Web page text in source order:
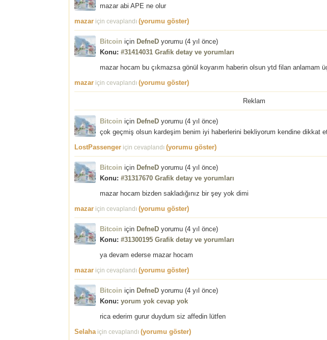
mazar abi APE ne olur
mazar için cevaplandı (yorumu göster)
Bitcoin için DefneD yorumu (4 yıl önce)
Konu: #31414031 Grafik detay ve yorumları
mazar hocam bu çıkmazsa gönül koyarım haberin olsun ytd filan anlamam
mazar için cevaplandı (yorumu göster)
Reklam
Bitcoin için DefneD yorumu (4 yıl önce)
çok geçmiş olsun kardeşim benim iyi haberlerini bekliyorum kendine dikkat
LostPassenger için cevaplandı (yorumu göster)
Bitcoin için DefneD yorumu (4 yıl önce)
Konu: #31317670 Grafik detay ve yorumları
mazar hocam bizden sakladığınız bir şey yok dimi
mazar için cevaplandı (yorumu göster)
Bitcoin için DefneD yorumu (4 yıl önce)
Konu: #31300195 Grafik detay ve yorumları
ya devam ederse mazar hocam
mazar için cevaplandı (yorumu göster)
Bitcoin için DefneD yorumu (4 yıl önce)
Konu: yorum yok cevap yok
rica ederim gurur duydum siz affedin lütfen
Selahaiçin cevaplandı (yorumu göster)